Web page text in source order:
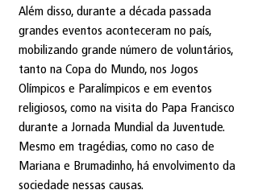
Além disso, durante a década passada
grandes eventos aconteceram no país,
mobilizando grande número de voluntários,
tanto na Copa do Mundo, nos Jogos
Olímpicos e Paralímpicos e em eventos
religiosos, como na visita do Papa Francisco
durante a Jornada Mundial da Juventude.
Mesmo em tragédias, como no caso de
Mariana e Brumadinho, há envolvimento da
sociedade nessas causas.